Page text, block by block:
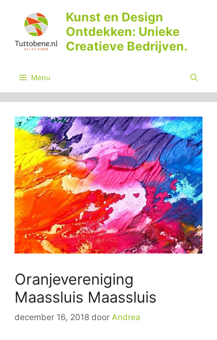
inhoud
Kunst en Design
Ontdekken: Unieke
Creatieve Bedrijven.
Menu
Oranjevereniging
Maassluis Maassluis
december 16, 2018 door Andrea